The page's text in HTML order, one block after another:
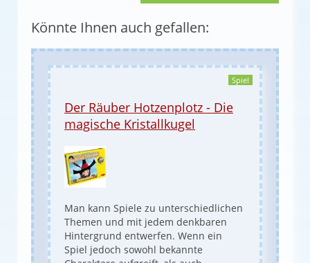
Könnte Ihnen auch gefallen:
Spiel
Der Räuber Hotzenplotz - Die
magische Kristallkugel
Man kann Spiele zu unterschiedlichen
Themen und mit jedem denkbaren
Hintergrund entwerfen. Wenn ein
Spiel jedoch sowohl bekannte